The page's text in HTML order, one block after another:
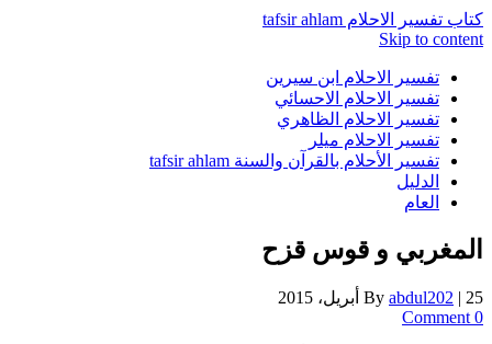
كتاب تفسير الاحلام tafsir ahlam
Skip to content
تفسير الاحلام ابن سيرين
تفسير الاحلام الاحسائي
تفسير الاحلام الظاهري
تفسير الاحلام ميلر
تفسير الأحلام بالقرآن والسنة tafsir ahlam
الدليل
العام
المغربي و قوس قزح
By abdul202 | 25 أبريل، 2015
0 Comment